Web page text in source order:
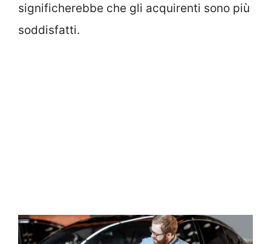
significherebbe che gli acquirenti sono più
soddisfatti.